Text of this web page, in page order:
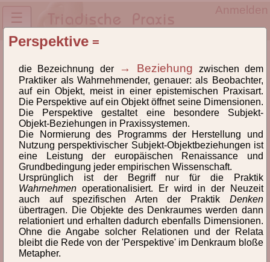
Anmelden
☰
Definitionen und
Begriffsklärungen
Lexikon der Begriffe des Neuen Triadischen Denkens®
(NTD) und der Triadischen Praxeologie(TriPrax).
Weiterlesen
Hinweise zur Verlinkung
Alle A B C D E F G H
I
J
K L M N O Ö P Q
R
S
T
Perspektive =
die Bezeichnung der → Beziehung zwischen dem
Praktiker als Wahrnehmender, genauer: als Beobachter,
auf ein Objekt, meist in einer epistemischen Praxisart.
Die Perspektive auf ein Objekt öffnet seine Dimensionen.
Die Perspektive gestaltet eine besondere Subjekt-
Objekt-Beziehungen in Praxissystemen.
Die Normierung des Programms der Herstellung und
Nutzung perspektivischer Subjekt-Objektbeziehungen ist
eine Leistung der europäischen Renaissance und
Grundbedingung jeder empirischen Wissenschaft.
Ursprünglich ist der Begriff nur für die Praktik
Wahrnehmen operationalisiert. Er wird in der Neuzeit
auch auf spezifischen Arten der Praktik Denken
übertragen. Die Objekte des Denkraumes werden dann
relationiert und erhalten dadurch ebenfalls Dimensionen.
Ohne die Angabe solcher Relationen und der Relata
bleibt die Rede von der 'Perspektive' im Denkraum bloße
Metapher.